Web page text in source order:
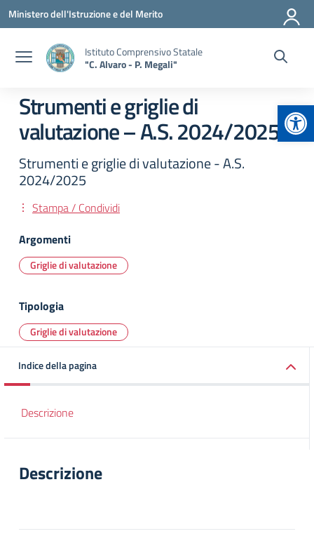
Vai ai contenuti
Vai al menu di navigazione
Vai al footer
Ministero dell'Istruzione e del Merito
Istituto Comprensivo Statale
"C. Alvaro - P. Megali"
Strumenti e griglie di
valutazione – A.S. 2024/2025
Strumenti e griglie di valutazione - A.S.
2024/2025
Stampa / Condividi
Argomenti
Griglie di valutazione
Tipologia
Griglie di valutazione
Indice della pagina
Descrizione
Descrizione